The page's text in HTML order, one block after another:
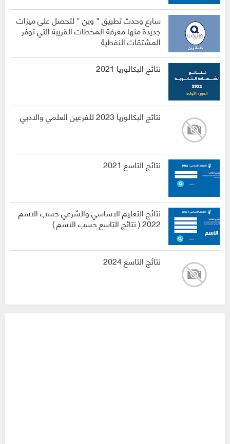
سارع وحدث تطبيق " وين " لتحصل على ميزات
جديدة منها معرفة المحطات القريبة التي توفر
المشتقات النفطية
نتائج البكالوريا 2021
نتائج البكالوريا 2023 للفرعين العلمي والادبي
نتائج التاسع 2021
نتائج التعليم الاساسي والشرعي حسب الاسم
2022 ( نتائج التاسع حسب الاسم )
نتائج التاسع 2024